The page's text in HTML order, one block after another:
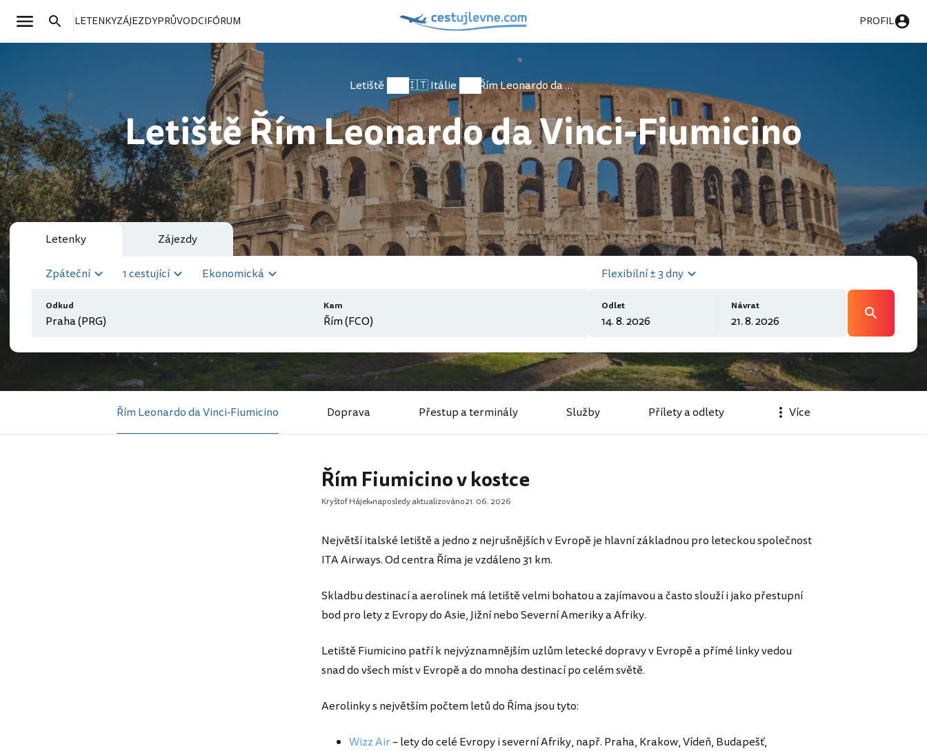
LETENKYZÁJEZDYPRŮVODCIFÓRUM PROFIL
Letiště 🇮🇹 Itálie Řím Leonardo da Vinci-Fiumicino
Letiště Řím Leonardo da Vinci-Fiumicino
Letenky Zájezdy
Zpáteční 1 cestující Ekonomická
Odkud Kam
Flexibilní ± 3 dny
Odlet Návrat
Řím Leonardo da Vinci-Fiumicino Doprava Přestup a terminály Služby Přílety a odlety Více
Řím Fiumicino v kostce
Kryštof Hájek naposledy aktualizováno21. 06. 2026
Největší italské letiště a jedno z nejrušnějších v Evropě je hlavní základnou pro leteckou společnost
ITA Airways. Od centra Říma je vzdáleno 31 km.
Skladbu destinací a aerolinek má letiště velmi bohatou a zajímavou a často slouží i jako přestupní
bod pro lety z Evropy do Asie, Jižní nebo Severní Ameriky a Afriky.
Letiště Fiumicino patří k nejvýznamnějším uzlům letecké dopravy v Evropě a přímé linky vedou
snad do všech míst v Evropě a do mnoha destinací po celém světě.
Aerolinky s největším počtem letů do Říma jsou tyto:
Wizz Air– lety do celé Evropy i severní Afriky, např. Praha, Krakow, Vídeň, Budapešť,